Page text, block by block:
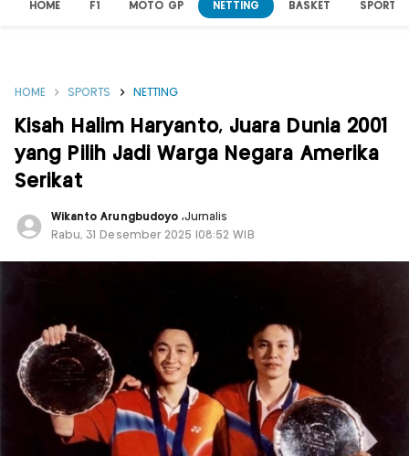
HOME F1 MOTO GP NETTING BASKET SPORT
HOME SPORTS NETTING
Kisah Halim Haryanto, Juara Dunia 2001
yang Pilih Jadi Warga Negara Amerika
Serikat
Wikanto Arungbudoyo ,Jurnalis
Rabu, 31 Desember 2025 |08:52 WIB